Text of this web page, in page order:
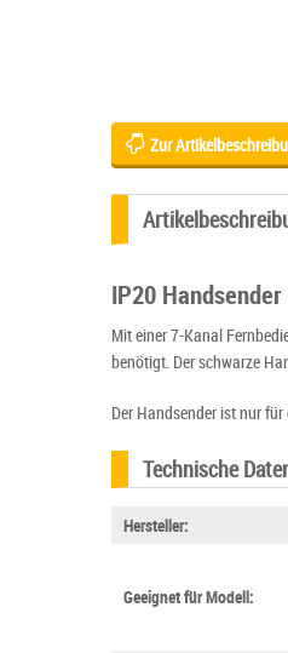
Zur
IP20
Mit einer 7-Kanal
benötigt. Der schwarze
Der Handsender ist nur
Technische
Hersteller:
Geeignet für Modell: